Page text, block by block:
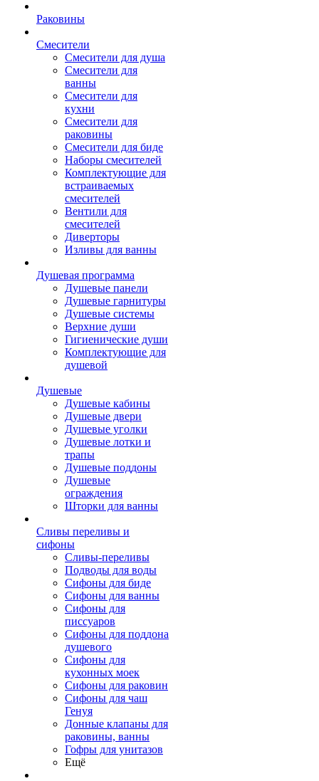
Раковины
Смесители
Смесители для душа
Смесители для
ванны
Смесители для
кухни
Смесители для
раковины
Смесители для биде
Наборы смесителей
Комплектующие для
встраиваемых
смесителей
Вентили для
смесителей
Диверторы
Изливы для ванны
Душевая программа
Душевые панели
Душевые гарнитуры
Душевые системы
Верхние души
Гигиенические души
Комплектующие для
душевой
Душевые
Душевые кабины
Душевые двери
Душевые уголки
Душевые лотки и
трапы
Душевые поддоны
Душевые
ограждения
Шторки для ванны
Сливы переливы и
сифоны
Сливы-переливы
Подводы для воды
Сифоны для биде
Сифоны для ванны
Сифоны для
писсуаров
Сифоны для поддона
душевого
Сифоны для
кухонных моек
Сифоны для раковин
Сифоны для чаш
Генуя
Донные клапаны для
раковины, ванны
Гофры для унитазов
Ещё